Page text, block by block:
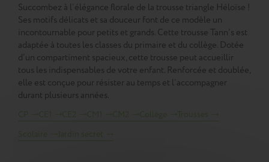
Succombez à l’élégance florale de la trousse triangle Héloïse !
Ses motifs délicats et sa douceur font de ce modèle un
incontournable pour petits et grands. Cette trousse Tann's est
adaptée à toutes les classes du primaire et du collège. Dotée
d’un compartiment spacieux, cette trousse peut accueillir
tous les indispensables de votre enfant. Renforcée et doublée,
elle est conçue pour résister au temps et l’accompagner
durant plusieurs années.